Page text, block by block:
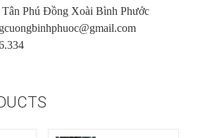
Phú Đồng Xoài Bình Phước